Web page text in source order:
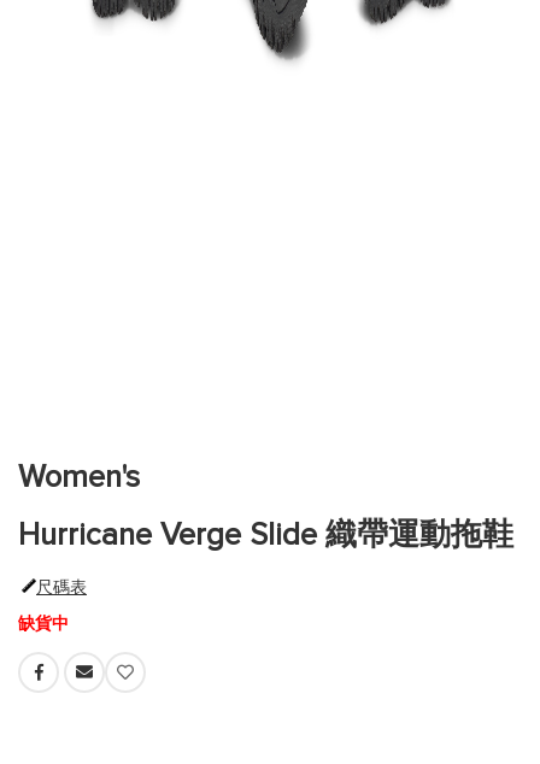
庫
開
Women's
Hurricane Verge Slide 織帶運動拖鞋
尺碼表
缺貨中